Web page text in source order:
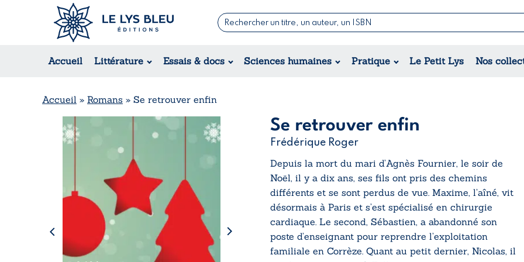
Accueil Littérature Essais & docs Sciences humaines Pratique Le Petit Lys Nos
Romans
Suspense / Thriller / Policier
Romance
Jeunesse
Théâtre
Accueil » Romans » Se retrouver enfin
Se retrouver enfin
Frédérique Roger
Depuis la mort du mari d’Agnès Fournier, le soir de
Noël, il y a dix ans, ses fils ont pris des chemins
différents et se sont perdus de vue. Maxime, l’aîné, vit
désormais à Paris et s’est spécialisé en chirurgie
cardiaque. Le second, Sébastien, a abandonné son
poste d’enseignant pour reprendre l’exploitation
familiale en Corrèze. Quant au petit dernier, Nicolas, il